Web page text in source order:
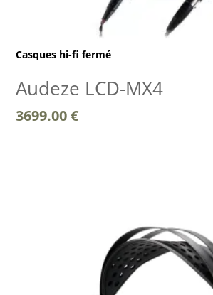
Casques hi-fi fermé
Audeze LCD-MX4
3699.00€